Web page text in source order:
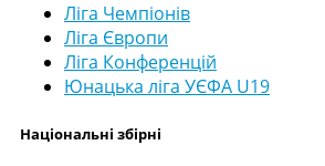
Ліга Чемпіонів
Ліга Європи
Ліга Конференцій
Юнацька ліга УЄФА U19
Національні збірні